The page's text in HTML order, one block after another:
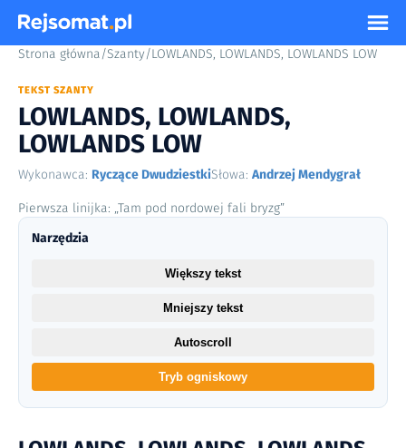
Strona główna/Szanty/LOWLANDS, LOWLANDS, LOWLANDS LOW
TEKST SZANTY
LOWLANDS, LOWLANDS,
LOWLANDS LOW
Wykonawca: Ryczące DwudziestkiSłowa: Andrzej Mendygrał
Pierwsza linijka: „Tam pod nordowej fali bryzg”
Narzędzia
Większy tekst
Mniejszy tekst
Autoscroll
Tryb ogniskowy